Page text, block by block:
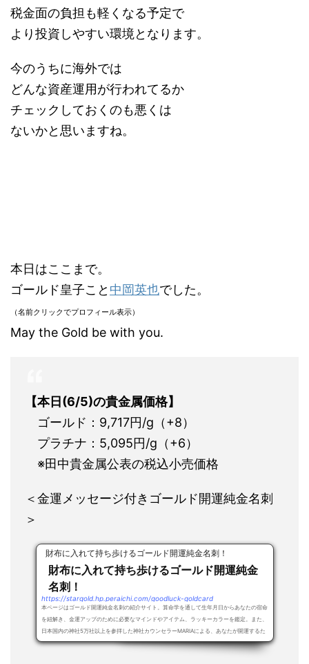
税金面の負担も軽くなる予定で
より投資しやすい環境となります。
今のうちに海外では
どんな資産運用が行われてるか
チェックしておくのも悪くは
ないかと思いますね。
本日はここまで。
ゴールド皇子こと 中岡英也でした。
（名前クリックでプロフィール表示）
May the Gold be with you.
【本日(6/5)の貴金属価格】
ゴールド：9,717円/g（+8）
プラチナ：5,095円/g（+6）
※田中貴金属公表の税込小売価格
＜金運メッセージ付きゴールド開運純金名刺
＞
財布に入れて持ち歩けるゴールド開運純金名刺！
財布に入れて持ち歩けるゴールド開運純金
名刺！
https://stargold.hp.peraichi.com/goodluck-goldcard
本ページはゴールド開運純金名刺の紹介サイト。算命学を通して生年月日からあなたの宿命
を紐解き、金運アップのために必要なマインドやアイテム、ラッキーカラーを鑑定。また、
日本国内の神社5万社以上を参拝した神社カウンセラーMARIAによる、あなたが開運するた
め...